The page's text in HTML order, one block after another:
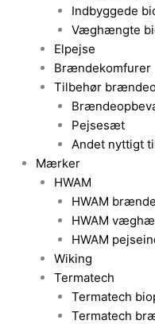
Indbyggede
Væghængte
Elpejse
Brændekomfurer
Tilbehør
Pejsesæt
Andet nyttigt
Mærker
HWAM
HWAM
HWAM
HWAM
Wiking
Termatech
Termatech
Termatech